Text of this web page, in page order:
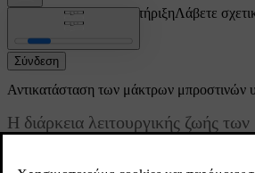
Προσαρμοσμένη υποστήριξηΛάβετε
δικό σας αυτοκίνητο.
Σύνδεση
Αντικατάσταση των μάκτρων μπροστινών
Η διάρκεια λειτουργικής ζωής